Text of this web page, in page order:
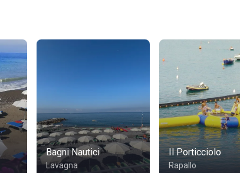
Bagni Nautici
Lavagna
Il Porticciolo
Rapallo